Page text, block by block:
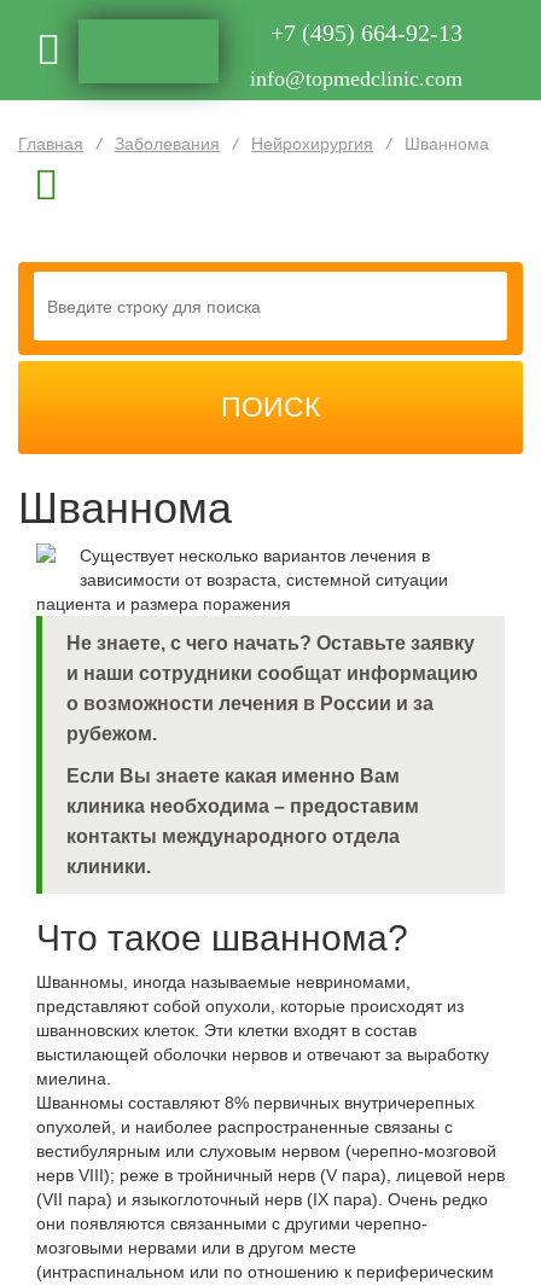
+7 (495) 664-92-13
info@topmedclinic.com
Главная / Заболевания / Нейрохирургия / Шваннома
Шваннома
Существует несколько вариантов лечения в
зависимости от возраста, системной ситуации
пациента и размера поражения
Не знаете, с чего начать? Оставьте заявку
и наши сотрудники сообщат информацию
о возможности лечения в России и за
рубежом.
Если Вы знаете какая именно Вам
клиника необходима – предоставим
контакты международного отдела
клиники.
Что такое шваннома?
Шванномы, иногда называемые невриномами,
представляют собой опухоли, которые происходят из
шванновских клеток. Эти клетки входят в состав
выстилающей оболочки нервов и отвечают за выработку
миелина.
Шванномы составляют 8% первичных внутричерепных
опухолей, и наиболее распространенные связаны с
вестибулярным или слуховым нервом (черепно-мозговой
нерв VIII); реже в тройничный нерв (V пара), лицевой нерв
(VII пара) и языкоглоточный нерв (IX пара). Очень редко
они появляются связанными с другими черепно-
мозговыми нервами или в другом месте
(интраспинальном или по отношению к периферическим